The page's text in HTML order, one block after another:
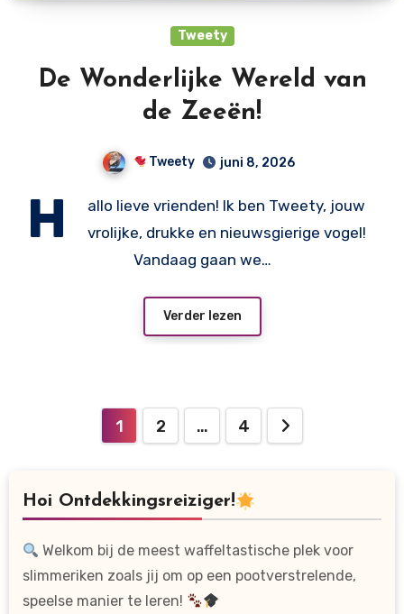
Tweety
De Wonderlijke Wereld van
de Zeeën!
Tweety juni 8, 2026
H
allo lieve vrienden! Ik ben Tweety, jouw
vrolijke, drukke en nieuwsgierige vogel!
Vandaag gaan we…
Verder lezen
Berichten
1 2 … 4
Hoi Ontdekkingsreiziger!
Welkom bij de meest waffeltastische plek voor
slimmeriken zoals jij om op een pootverstrelende,
speelse manier te leren!